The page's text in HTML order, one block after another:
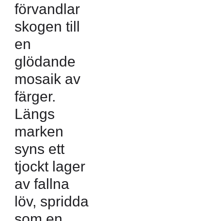
förvandlar
skogen till
en
glödande
mosaik av
färger.
Längs
marken
syns ett
tjockt lager
av fallna
löv, spridda